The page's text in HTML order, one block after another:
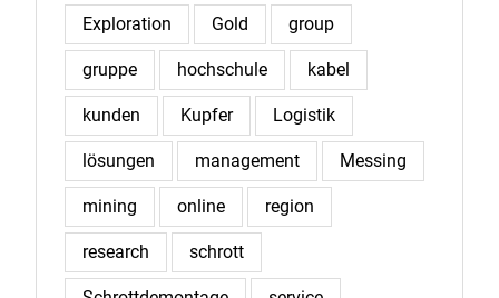
Exploration Gold group
gruppe hochschule kabel
kunden Kupfer Logistik
lösungen management Messing
mining online region
research schrott